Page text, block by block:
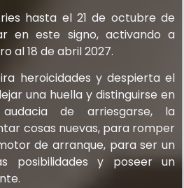
hasta el 21 de octubre de
en este signo, activando a
al 18 de abril 2027.
heroicidades y despierta el
una huella y distinguirse en
de arriesgarse, la
cosas nuevas, para romper
de arranque, para ser un
posibilidades y poseer un